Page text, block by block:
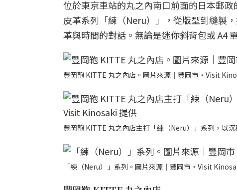
位於東京車站的丸之內南口前面的日本郵
皮革系列「練（Neru）」，從版型到縫製
革與時間的對話。無論是迷你斜背包或 A4
豐岡鞄 KITTE 丸之內店。圖片來源｜豐岡市・Visit
豐岡鞄 KITTE 丸之內店主打「練（Neru）」系列，以
「練（Neru）」系列。圖片來源｜豐岡市・Visit